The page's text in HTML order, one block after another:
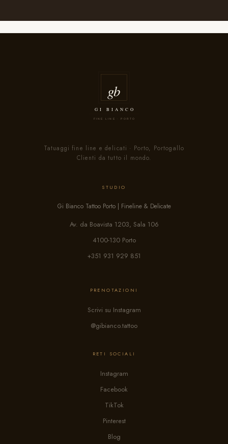
Tatuaggi fine line e delicati · Porto, Portogallo
Clienti da tutto il mondo.
STUDIO
Gi Bianco Tattoo Porto | Fineline & Delicate
Av. da Boavista 1203, Sala 106
4100-130 Porto
+351 931 929 851
PRENOTAZIONI
Scrivi su Instagram
@gibianco.tattoo
RETI SOCIALI
Instagram
Facebook
TikTok
Pinterest
Blog